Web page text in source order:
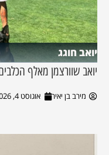
יואב חוגג
יואב שוורצמן מאלף
מירב בן יאיר אוגוסט 4, 2026